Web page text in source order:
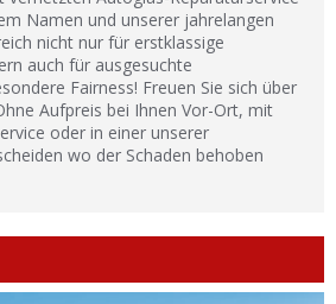
Namen und unserer jahrelangen
nicht nur für erstklassige
auch für ausgesuchte
Fairness! Freuen Sie sich über
Aufpreis bei Ihnen Vor-Ort, mit
oder in einer unserer
wo der Schaden behoben